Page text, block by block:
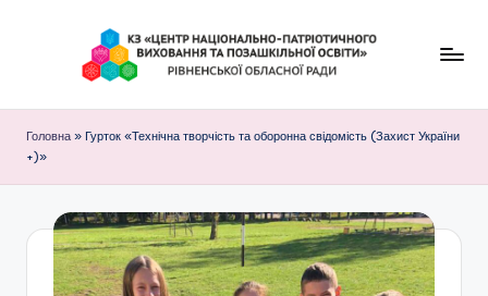
З
Ц
е
н
Головна » Гурток «Технічна творчість та оборонна свідомість (Захист України
+)»